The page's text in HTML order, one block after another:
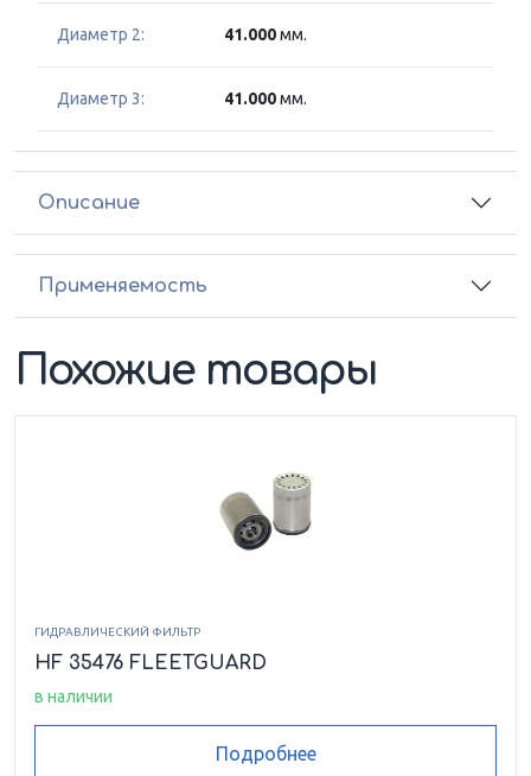
Диаметр 2: 41.000мм.
Диаметр 3: 41.000мм.
Описание
Применяемость
Похожие товары
ГИДРАВЛИЧЕСКИЙ ФИЛЬТР
HF 35476 FLEETGUARD
в наличии
Подробнее